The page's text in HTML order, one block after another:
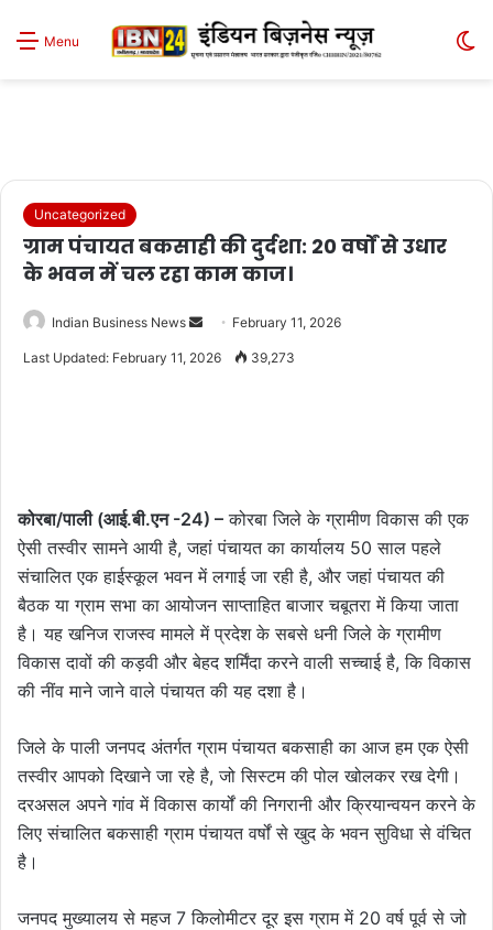
Menu
Uncategorized
ग्राम पंचायत बकसाही की दुर्दशा: 20 वर्षों से उधार
के भवन में चल रहा काम काज।
Indian Business News
Send February 11, 2026
Last Updated: February 11, 2026 39,273
कोरबा/पाली (आई.बी.एन -24) – कोरबा जिले के ग्रामीण विकास की एक
ऐसी तस्वीर सामने आयी है, जहां पंचायत का कार्यालय 50 साल पहले
संचालित एक हाईस्कूल भवन में लगाई जा रही है, और जहां पंचायत की
बैठक या ग्राम सभा का आयोजन साप्ताहित बाजार चबूतरा में किया जाता
है। यह खनिज राजस्व मामले में प्रदेश के सबसे धनी जिले के ग्रामीण
विकास दावों की कड़वी और बेहद शर्मिंदा करने वाली सच्चाई है, कि विकास
की नींव माने जाने वाले पंचायत की यह दशा है।
जिले के पाली जनपद अंतर्गत ग्राम पंचायत बकसाही का आज हम एक ऐसी
तस्वीर आपको दिखाने जा रहे है, जो सिस्टम की पोल खोलकर रख देगी।
दरअसल अपने गांव में विकास कार्यों की निगरानी और क्रियान्वयन करने के
लिए संचालित बकसाही ग्राम पंचायत वर्षों से खुद के भवन सुविधा से वंचित
है।
जनपद मुख्यालय से महज 7 किलोमीटर दूर इस ग्राम में 20 वर्ष पूर्व से जो